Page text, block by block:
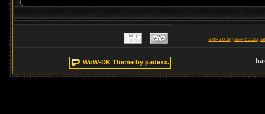
SMF 2.0.18| SMF © 2020,
WoW-DK Theme by padexx.